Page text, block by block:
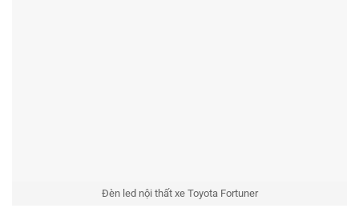
Đèn led nội thất xe Toyota Fortuner